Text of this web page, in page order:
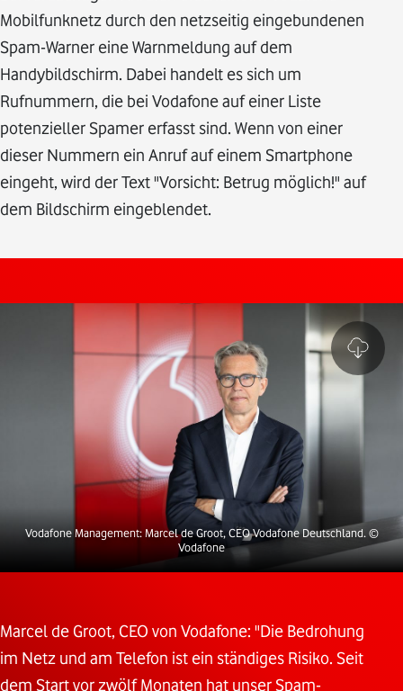
Mobilfunknetz durch den netzseitig eingebundenen
Spam-Warner eine Warnmeldung auf dem
Handybildschirm. Dabei handelt es sich um
Rufnummern, die bei Vodafone auf einer Liste
potenzieller Spamer erfasst sind. Wenn von einer
dieser Nummern ein Anruf auf einem Smartphone
eingeht, wird der Text "Vorsicht: Betrug möglich!" auf
dem Bildschirm eingeblendet.
Vodafone Management: Marcel de Groot, CEO Vodafone Deutschland. ©
Vodafone
Marcel de Groot, CEO von Vodafone: "Die Bedrohung
im Netz und am Telefon ist ein ständiges Risiko. Seit
dem Start vor zwölf Monaten hat unser Spam-